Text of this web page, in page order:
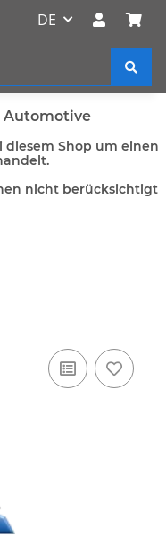
DE
Automotive
diesem Shop um einen
nicht berücksichtigt